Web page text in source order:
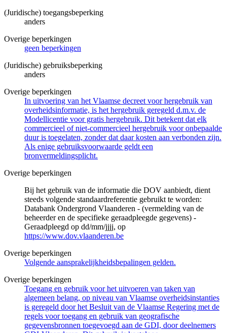
(Juridische) toegangsbeperking
anders
Overige beperkingen
geen beperkingen
(Juridische) gebruiksbeperking
anders
Overige beperkingen
In uitvoering van het Vlaamse decreet voor hergebruik van
overheidsinformatie, is het hergebruik geregeld d.m.v. de
Modellicentie voor gratis hergebruik. Dit betekent dat elk
commercieel of niet-commercieel hergebruik voor onbepaalde
duur is toegelaten, zonder dat daar kosten aan verbonden zijn.
Als enige gebruiksvoorwaarde geldt een
bronvermeldingsplicht.
Overige beperkingen
Bij het gebruik van de informatie die DOV aanbiedt, dient
steeds volgende standaardreferentie gebruikt te worden:
Databank Ondergrond Vlaanderen - (vermelding van de
beheerder en de specifieke geraadpleegde gegevens) -
Geraadpleegd op dd/mm/jjjj, op
https://www.dov.vlaanderen.be
Overige beperkingen
Volgende aansprakelijkheidsbepalingen gelden.
Overige beperkingen
Toegang en gebruik voor het uitvoeren van taken van
algemeen belang, op niveau van Vlaamse overheidsinstanties
is geregeld door het Besluit van de Vlaamse Regering met de
regels voor toegang en gebruik van geografische
gegevensbronnen toegevoegd aan de GDI, door deelnemers